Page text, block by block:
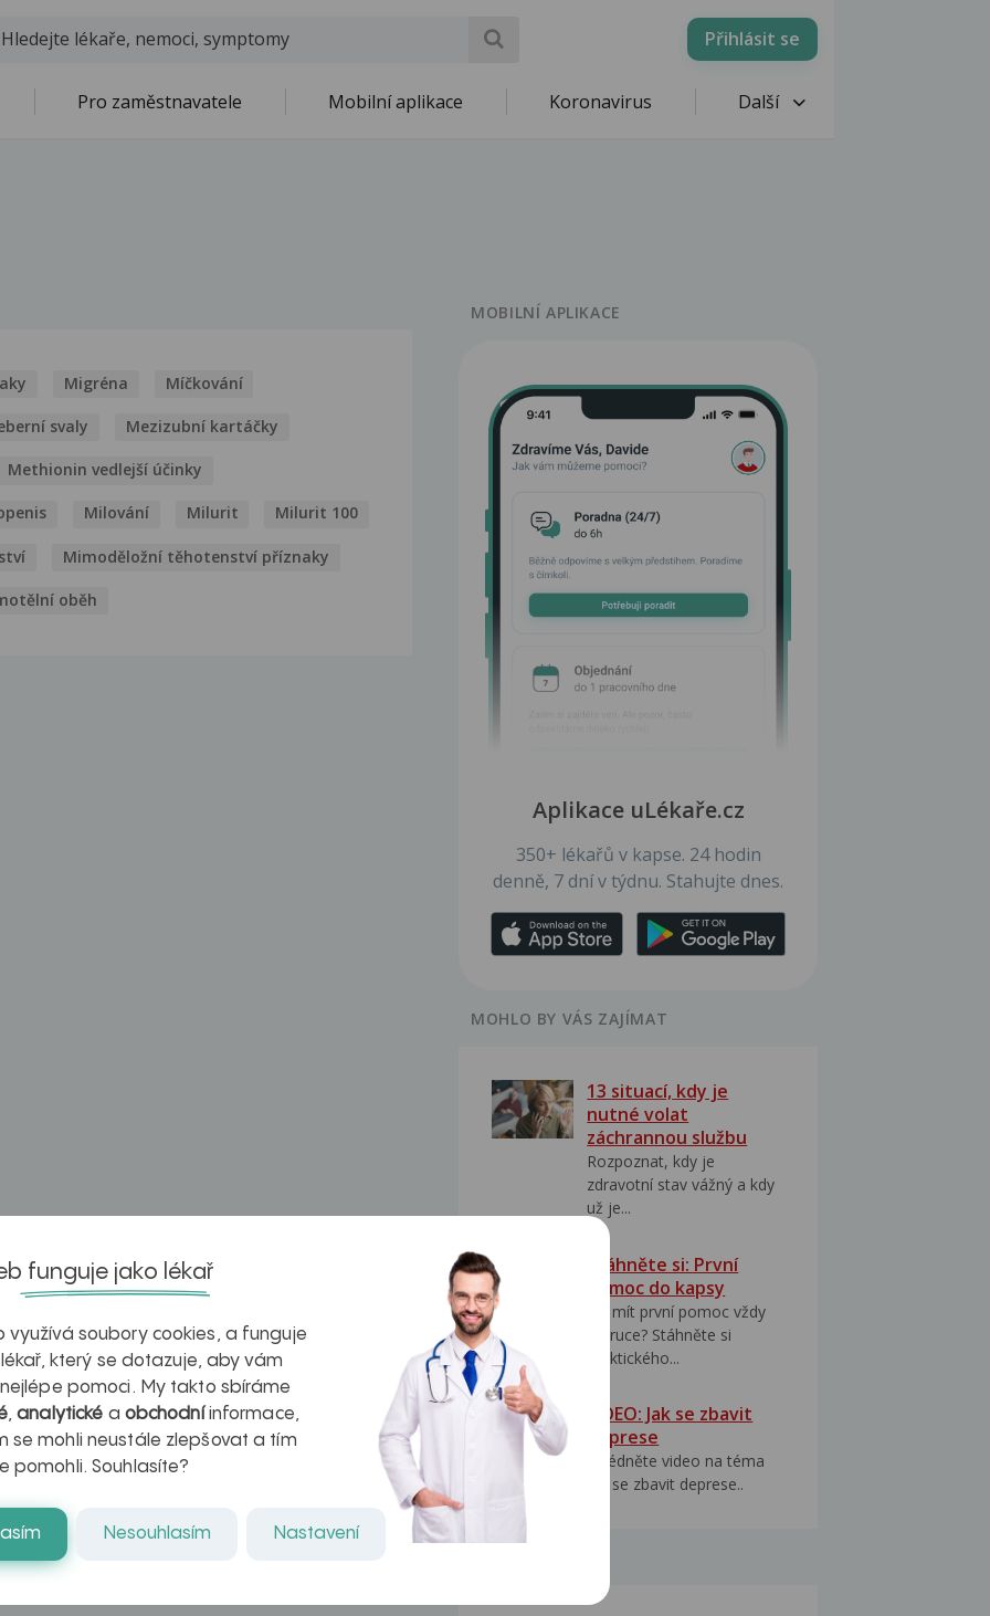
Přihlásit se
Pro zaměstnavatele Mobilní aplikace Koronavirus Další
Migréna Míčkování
svaly Mezizubní kartáčky
Methionin vedlejší účinky
Milování Milurit Milurit 100
Mimoděložní těhotenství příznaky
oběh
MOBILNÍ APLIKACE
Aplikace uLékaře.cz
350+ lékařů v kapse. 24 hodin
denně, 7 dní v týdnu. Stahujte dnes.
MOHLO BY VÁS ZAJÍMAT
13 situací, kdy je
nutné volat
záchrannou službu
Rozpoznat, kdy je
zdravotní stav vážný a kdy
už je...
Stáhněte si: První
pomoc do kapsy
Jak mít první pomoc vždy
po ruce? Stáhněte si
praktického...
VIDEO: Jak se zbavit
deprese
Shlédněte video na téma
jak se zbavit deprese..
funguje jako lékař
využívá soubory cookies, a funguje
který se dotazuje, aby vám
pomoci. My takto sbíráme
,analytické a obchodníinformace,
se mohli neustále zlepšovat a tím
pomohli. Souhlasíte?
Nesouhlasím Nastavení